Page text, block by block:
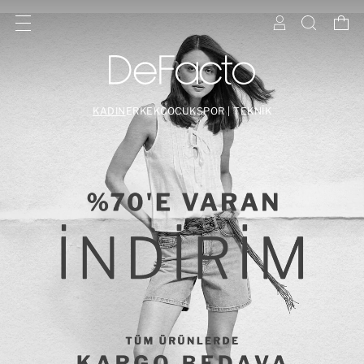
KADIN ERKEKÇOCUKSPOR | TEKNİK